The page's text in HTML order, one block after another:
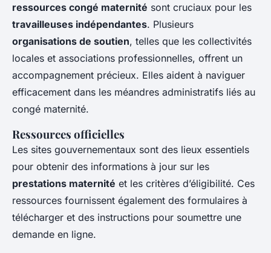
ressources congé maternité sont cruciaux pour les
travailleuses indépendantes. Plusieurs
organisations de soutien, telles que les collectivités
locales et associations professionnelles, offrent un
accompagnement précieux. Elles aident à naviguer
efficacement dans les méandres administratifs liés au
congé maternité.
Ressources officielles
Les sites gouvernementaux sont des lieux essentiels
pour obtenir des informations à jour sur les
prestations maternité et les critères d’éligibilité. Ces
ressources fournissent également des formulaires à
télécharger et des instructions pour soumettre une
demande en ligne.